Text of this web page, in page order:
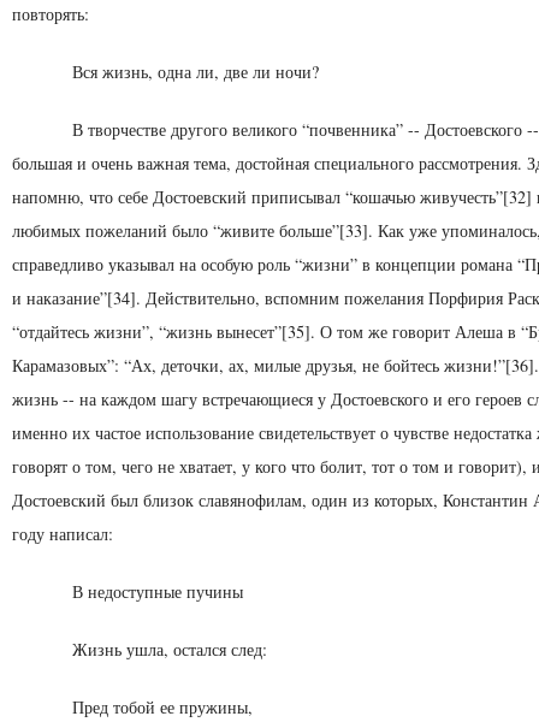
повторять:
Вся жизнь, одна ли, две ли ночи?
В творчестве другого великого “почвенника” -- Достоев­ского
большая и очень важная тема, дос­тойная специального рассмотрения.
напомню, что себе Достоевский приписывал “кошачью
любимых пожеланий было “живите больше”[33]. Как уже
справедливо указывал на особую роль “жизни” в концепции романа
и наказание”[34]. Действительно, вспомним пожелания Пор­фирия
“отдайтесь жизни”, “жизнь выне­сет”[35]. О том же говорит Алеша в
Карамазовых”: “Ах, деточки, ах, милые друзья, не бойтесь
жизнь -- на каждом шагу встречающиеся у Достоев­ского и его героев
именно их частое исполь­зование свидетельствует о чувстве
говорят о том, чего не хватает, у кого что болит, тот о том и говорит),
Достоевский был близок славянофилам, один из которых, Константин
году написал:
В недоступные пучины
Жизнь ушла, остался след:
Пред тобой ее пружины,